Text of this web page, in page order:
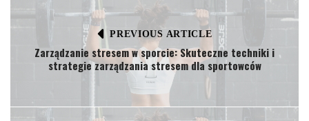
PREVIOUS ARTICLE
Zarządzanie stresem w sporcie: Skuteczne techniki i
strategie zarządzania stresem dla sportowców